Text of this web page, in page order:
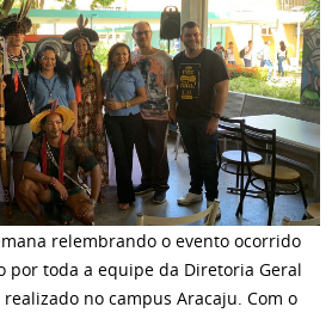
relembrando o evento ocorrido
por toda a equipe da Diretoria Geral
realizado no campus Aracaju. Com o